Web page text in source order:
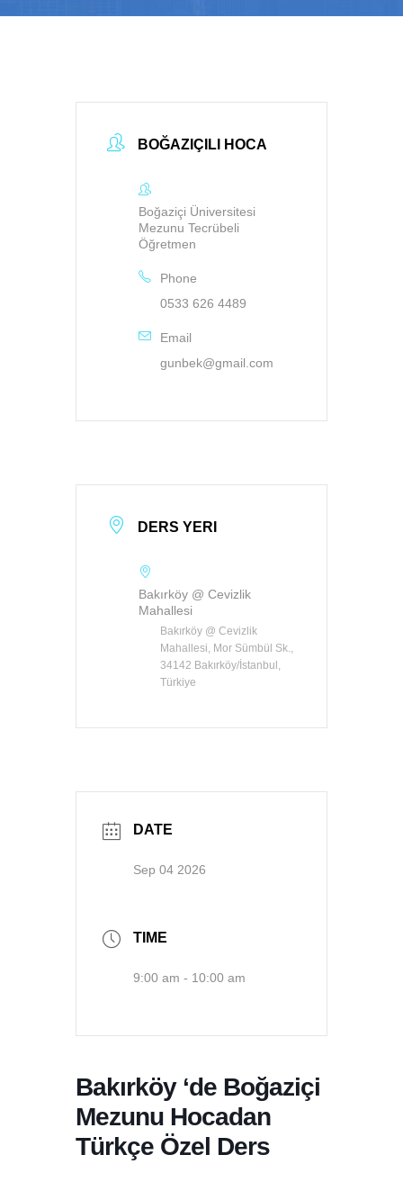
BOĞAZIÇILI HOCA
Boğaziçi Üniversitesi
Mezunu Tecrübeli
Öğretmen
Phone
0533 626 4489
Email
gunbek@gmail.com
DERS YERI
Bakırköy @ Cevizlik
Mahallesi
Bakırköy @ Cevizlik
Mahallesi, Mor Sümbül Sk.,
34142 Bakırköy/İstanbul,
Türkiye
DATE
Sep 04 2026
TIME
9:00 am - 10:00 am
Bakırköy ‘de Boğaziçi
Mezunu Hocadan
Türkçe Özel Ders